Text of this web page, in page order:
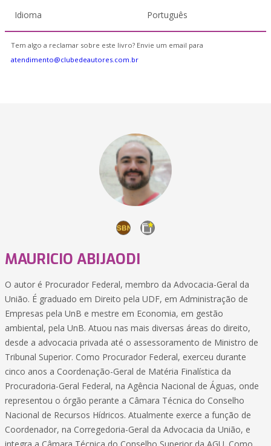
Idioma Português
Tem algo a reclamar sobre este livro? Envie um email para
atendimento@clubedeautores.com.br
MAURICIO ABIJAODI
O autor é Procurador Federal, membro da Advocacia-Geral da
União. É graduado em Direito pela UDF, em Administração de
Empresas pela UnB e mestre em Economia, em gestão
ambiental, pela UnB. Atuou nas mais diversas áreas do direito,
desde a advocacia privada até o assessoramento de Ministro de
Tribunal Superior. Como Procurador Federal, exerceu durante
cinco anos a Coordenação-Geral de Matéria Finalística da
Procuradoria-Geral Federal, na Agência Nacional de Águas, onde
representou o órgão perante a Câmara Técnica do Conselho
Nacional de Recursos Hídricos. Atualmente exerce a função de
Coordenador, na Corregedoria-Geral da Advocacia da União, e